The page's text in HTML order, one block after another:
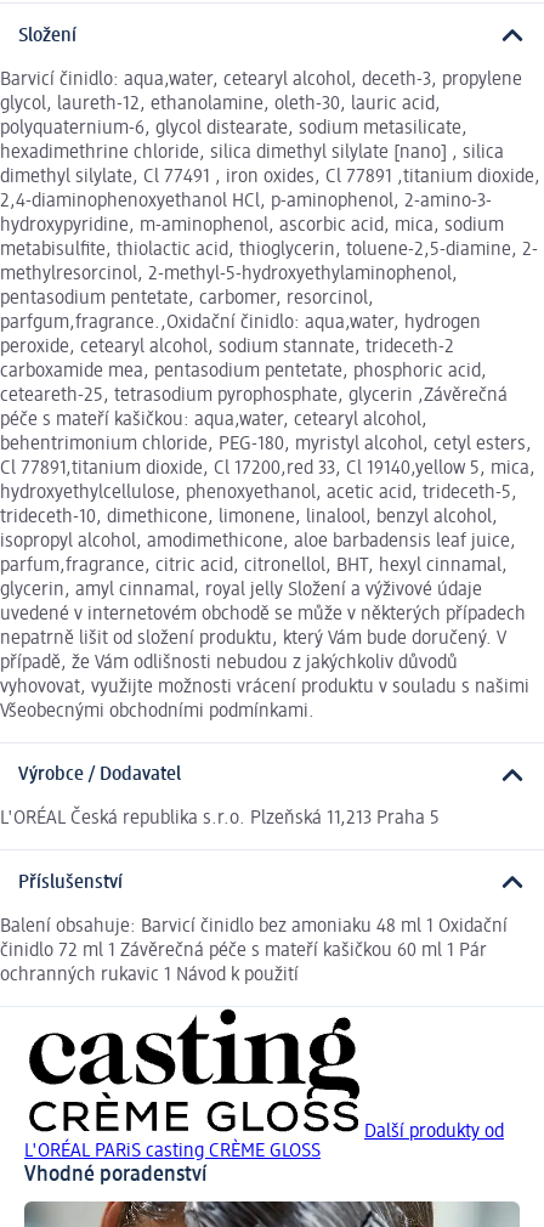
Složení
Barvicí činidlo: aqua,water, cetearyl alcohol, deceth-3, propylene
glycol, laureth-12, ethanolamine, oleth-30, lauric acid,
polyquaternium-6, glycol distearate, sodium metasilicate,
hexadimethrine chloride, silica dimethyl silylate [nano] , silica
dimethyl silylate, Cl 77491 , iron oxides, Cl 77891 ,titanium dioxide,
2,4-diaminophenoxyethanol HCl, p-aminophenol, 2-amino-3-
hydroxypyridine, m-aminophenol, ascorbic acid, mica, sodium
metabisulfite, thiolactic acid, thioglycerin, toluene-2,5-diamine, 2-
methylresorcinol, 2-methyl-5-hydroxyethylaminophenol,
pentasodium pentetate, carbomer, resorcinol,
parfgum,fragrance.,Oxidační činidlo: aqua,water, hydrogen
peroxide, cetearyl alcohol, sodium stannate, trideceth-2
carboxamide mea, pentasodium pentetate, phosphoric acid,
ceteareth-25, tetrasodium pyrophosphate, glycerin ,Závěrečná
péče s mateří kašičkou: aqua,water, cetearyl alcohol,
behentrimonium chloride, PEG-180, myristyl alcohol, cetyl esters,
Cl 77891,titanium dioxide, Cl 17200,red 33, Cl 19140,yellow 5, mica,
hydroxyethylcellulose, phenoxyethanol, acetic acid, trideceth-5,
trideceth-10, dimethicone, limonene, linalool, benzyl alcohol,
isopropyl alcohol, amodimethicone, aloe barbadensis leaf juice,
parfum,fragrance, citric acid, citronellol, BHT, hexyl cinnamal,
glycerin, amyl cinnamal, royal jelly Složení a výživové údaje
uvedené v internetovém obchodě se může v některých případech
nepatrně lišit od složení produktu, který Vám bude doručený. V
případě, že Vám odlišnosti nebudou z jakýchkoliv důvodů
vyhovovat, využijte možnosti vrácení produktu v souladu s našimi
Všeobecnými obchodními podmínkami.
Výrobce / Dodavatel
L'ORÉAL Česká republika s.r.o. Plzeňská 11,213 Praha 5
Příslušenství
Balení obsahuje: Barvicí činidlo bez amoniaku 48 ml 1 Oxidační
činidlo 72 ml 1 Závěrečná péče s mateří kašičkou 60 ml 1 Pár
ochranných rukavic 1 Návod k použití
Další produkty od
L'ORÉAL PARiS casting CRÈME GLOSS
Vhodné poradenství